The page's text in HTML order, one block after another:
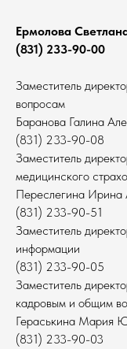
Ермолова
(831) 233-90-00
Заместитель
вопросам
Баранова Галина
(831) 233-90-08
Заместитель
медицинского
Переслегина Ирина
(831) 233-90-51
Заместитель
информации
(831) 233-90-05
Заместитель
кадровым и общим
Гераськина Мария
(831) 233-90-03